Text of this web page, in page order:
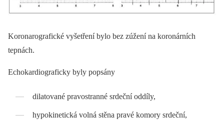
Koronarografické vyšetření bylo bez zúžení na koronárních
tepnách.
Echokardiograficky byly popsány
dilatované pravostranné srdeční oddíly,
hypokinetická volná stěna pravé komory srdeční,